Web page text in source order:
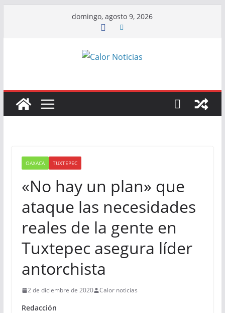
domingo, agosto 9, 2026
OAXACA TUXTEPEC
«No hay un plan» que
ataque las necesidades
reales de la gente en
Tuxtepec asegura líder
antorchista
2 de diciembre de 2020 Calor noticias
Redacción